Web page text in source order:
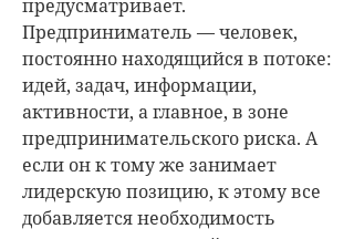
предусматривает.
Предприниматель — человек,
постоянно находящийся в потоке:
идей, задач, информации,
активности, а главное, в зоне
предпринимательского риска. А
если он к тому же занимает
лидерскую позицию, к этому все
добавляется необходимость